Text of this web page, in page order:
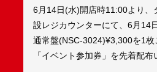
6月14日(水)開店時11:00より、
設レジカウンターにて、6月14
通常盤(NSC-3024)¥3,300を1
「イベント参加券」を先着配布